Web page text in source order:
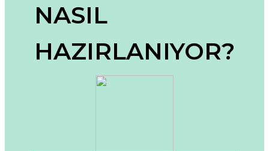
Ürün açıklamasında eksik bilgiler bulunuyor.
Ürün fiyatı diğer sitelerden daha pahalı.
Bu ürüne benzer farklı alternatifler olmalı.
NASIL
HAZIRLANIYOR?